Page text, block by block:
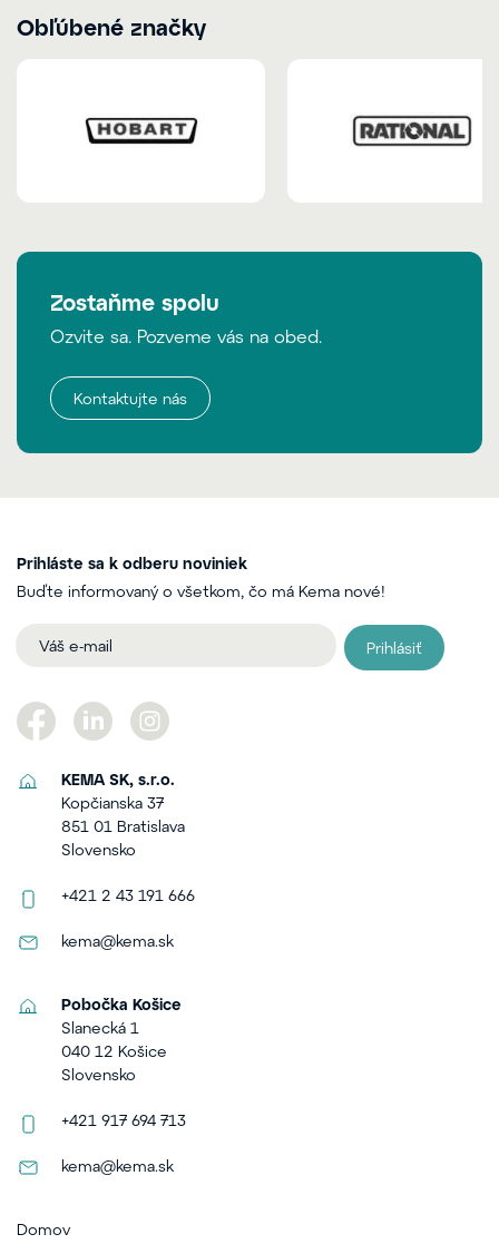
Obľúbené značky
Zostaňme spolu
Ozvite sa. Pozveme vás na obed.
Kontaktujte nás
Prihláste sa k odberu noviniek
Buďte informovaný o všetkom, čo má Kema nové!
Prihlásiť
KEMA SK, s.r.o.
Kopčianska 37
851 01 Bratislava
Slovensko
+421 2 43 191 666
kema@kema.sk
Pobočka Košice
Slanecká 1
040 12 Košice
Slovensko
+421 917 694 713
kema@kema.sk
Domov